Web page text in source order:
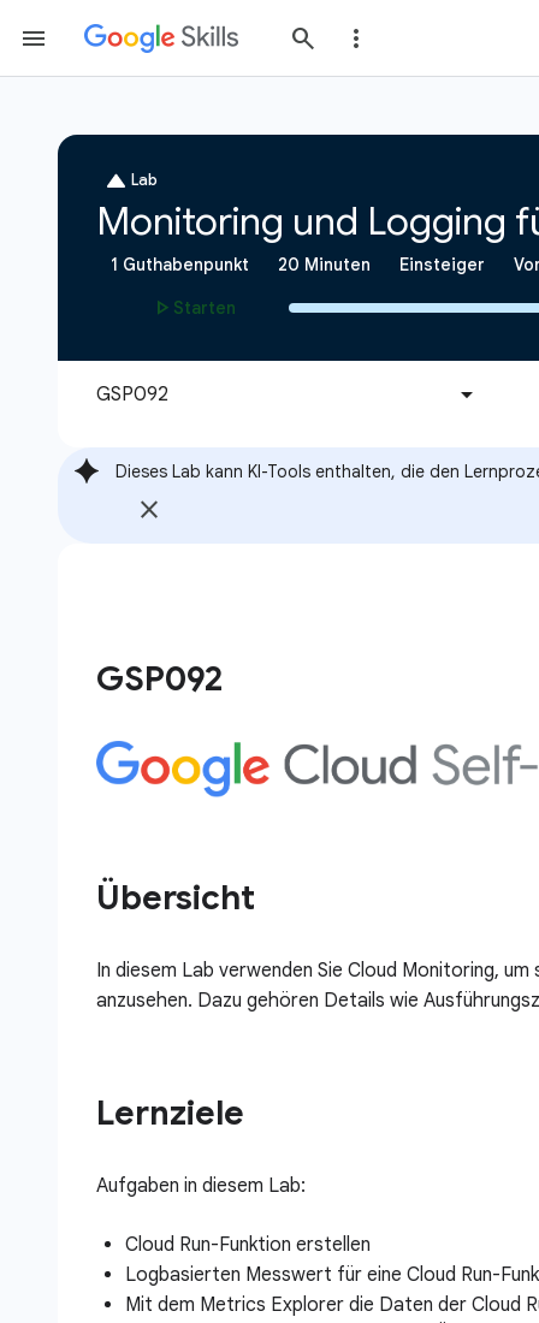
Dieses Lab kann KI-Tools enthalten, die den
GSP092
Übersicht
In diesem Lab verwenden Sie Cloud Monitoring,
anzusehen. Dazu gehören Details wie
Lernziele
Aufgaben in diesem Lab:
Cloud Run-Funktion erstellen
Logbasierten Messwert für eine Cloud Run-
Mit dem Metrics Explorer die Daten der Cloud